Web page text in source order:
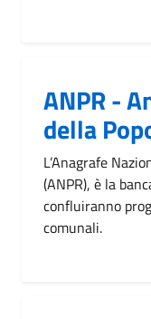
ANPR -
della
L’Anagrafe
(ANPR), è la
confluiranno
comunali.